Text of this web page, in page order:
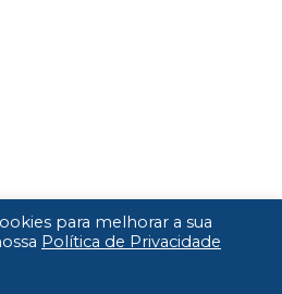
Cipa. Todos os direitos
para melhorar a sua
Política de Privacidade